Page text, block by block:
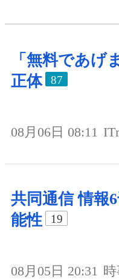
「無料であげ
正体
87
08月06日 08:11
共同通信 情報
能性
19
08月05日 20:31